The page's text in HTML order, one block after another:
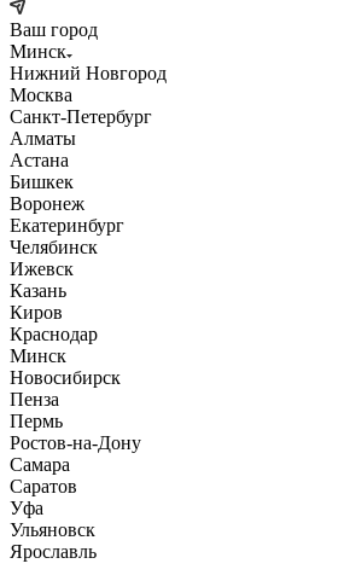
Ваш город
Минск
Нижний Новгород
Москва
Санкт-Петербург
Алматы
Астана
Бишкек
Воронеж
Екатеринбург
Челябинск
Ижевск
Казань
Киров
Краснодар
Минск
Новосибирск
Пенза
Пермь
Ростов-на-Дону
Самара
Саратов
Уфа
Ульяновск
Ярославль